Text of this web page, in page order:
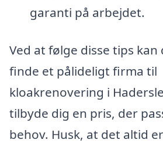
garanti på arbejdet.
Ved at følge disse tips
finde et pålideligt firma til
kloakrenovering i
tilbyde dig en pris, der
behov. Husk, at det altid